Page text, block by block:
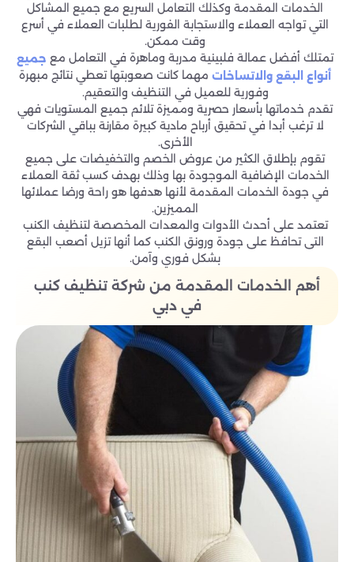
الخدمات المقدمة وكذلك التعامل السريع مع جميع المشاكل
التي تواجه العملاء والاستجابة الفورية لطلبات العملاء في أسرع
وقت ممكن.
تمتلك أفضل عمالة فلبينية مدربة وماهرة في التعامل مع جميع
أنواع البقع والاتساخات مهما كانت صعوبتها تعطي نتائج مبهرة
وفورية للعميل في التنظيف والتعقيم.
تقدم خدماتها بأسعار حصرية ومميزة تلائم جميع المستويات فهي
لا ترغب أبدا في تحقيق أرباح مادية كبيرة مقارنة بباقي الشركات
الأخرى.
تقوم بإطلاق الكثير من عروض الخصم والتخفيضات على جميع
الخدمات الإضافية الموجودة بها وذلك بهدف كسب ثقة العملاء
في جودة الخدمات المقدمة لأنها هدفها هو راحة ورضا عملائها
المميزين.
تعتمد على أحدث الأدوات والمعدات المخصصة لتنظيف الكنب
التى تحافظ على جودة ورونق الكنب كما أنها تزيل أصعب البقع
بشكل فوري وآمن.
أهم الخدمات المقدمة من شركة تنظيف كنب
في دبي